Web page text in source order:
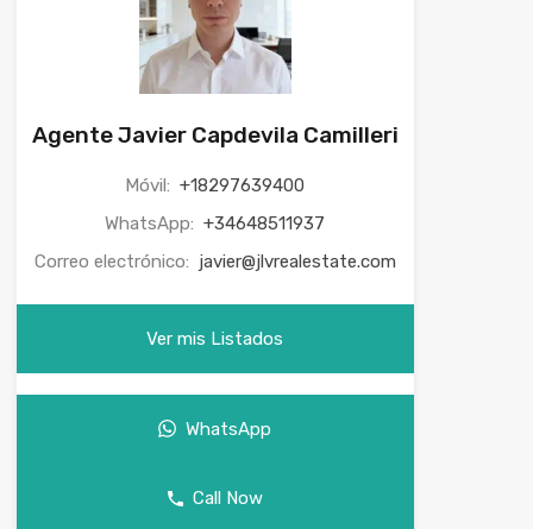
Agente Javier Capdevila Camilleri
Móvil: +18297639400
WhatsApp: +34648511937
Correo electrónico: javier@jlvrealestate.com
Ver mis Listados
WhatsApp
Call Now